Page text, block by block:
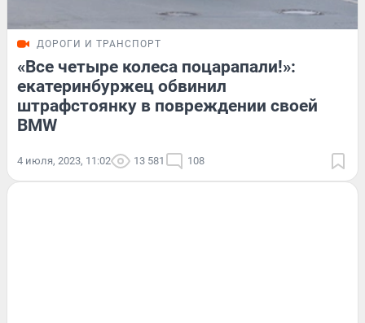
ДОРОГИ И ТРАНСПОРТ
«Все четыре колеса поцарапали!»:
екатеринбуржец обвинил
штрафстоянку в повреждении своей
BMW
4 июля, 2023, 11:02 13 581 108